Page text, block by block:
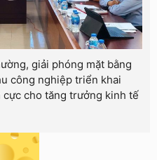
giải phóng mặt bằng
công nghiệp triển khai
cho tăng trưởng kinh tế